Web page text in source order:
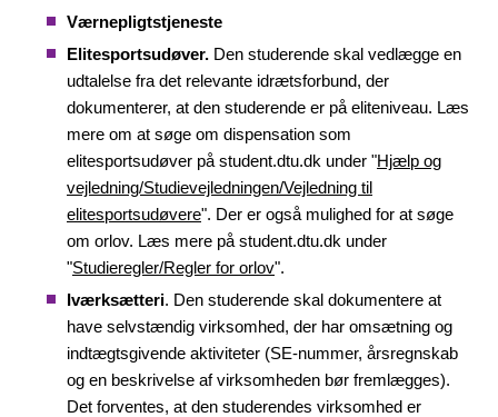
Værnepligtstjeneste
Elitesportsudøver. Den studerende skal vedlægge en
udtalelse fra det relevante idrætsforbund, der
dokumenterer, at den studerende er på eliteniveau. Læs
mere om at søge om dispensation som
elitesportsudøver på student.dtu.dk under "Hjælp og
vejledning/Studievejledningen/Vejledning til
elitesportsudøvere". Der er også mulighed for at søge
om orlov. Læs mere på student.dtu.dk under
"Studieregler/Regler for orlov".
Iværksætteri. Den studerende skal dokumentere at
have selvstændig virksomhed, der har omsætning og
indtægtsgivende aktiviteter (SE-nummer, årsregnskab
og en beskrivelse af virksomheden bør fremlægges).
Det forventes, at den studerendes virksomhed er